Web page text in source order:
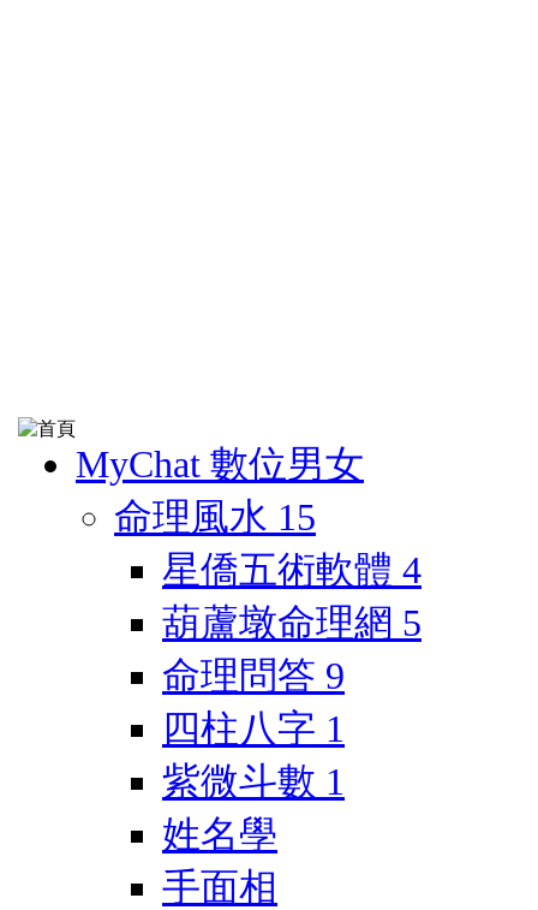
MyChat 數位男女
命理風水 15
星僑五術軟體 4
葫蘆墩命理網 5
命理問答 9
四柱八字 1
紫微斗數 1
姓名學
手面相